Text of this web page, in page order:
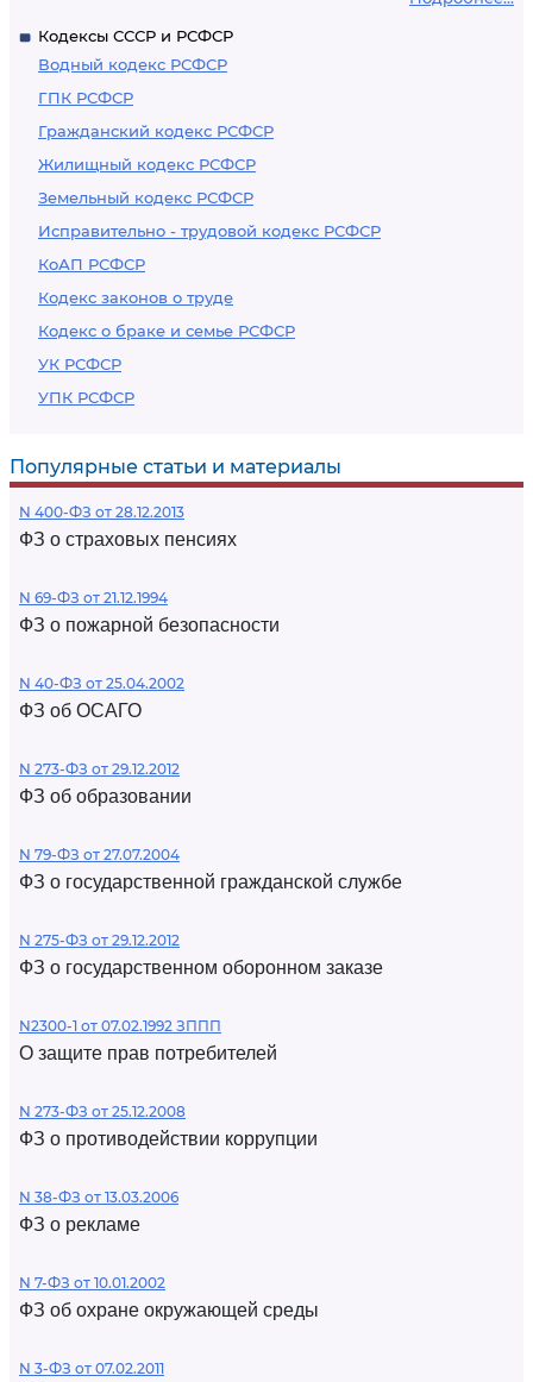
Кодексы СССР и РСФСР
Водный кодекс РСФСР
ГПК РСФСР
Гражданский кодекс РСФСР
Жилищный кодекс РСФСР
Земельный кодекс РСФСР
Исправительно - трудовой кодекс РСФСР
КоАП РСФСР
Кодекс законов о труде
Кодекс о браке и семье РСФСР
УК РСФСР
УПК РСФСР
Популярные статьи и материалы
N 400-ФЗ от 28.12.2013
ФЗ о страховых пенсиях
N 69-ФЗ от 21.12.1994
ФЗ о пожарной безопасности
N 40-ФЗ от 25.04.2002
ФЗ об ОСАГО
N 273-ФЗ от 29.12.2012
ФЗ об образовании
N 79-ФЗ от 27.07.2004
ФЗ о государственной гражданской службе
N 275-ФЗ от 29.12.2012
ФЗ о государственном оборонном заказе
N2300-1 от 07.02.1992 ЗППП
О защите прав потребителей
N 273-ФЗ от 25.12.2008
ФЗ о противодействии коррупции
N 38-ФЗ от 13.03.2006
ФЗ о рекламе
N 7-ФЗ от 10.01.2002
ФЗ об охране окружающей среды
N 3-ФЗ от 07.02.2011